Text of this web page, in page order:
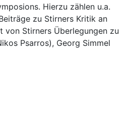
Hierzu zählen u.a.
zu Stirners Kritik an
von Stirners Überlegungen zu
Psarros), Georg Simmel